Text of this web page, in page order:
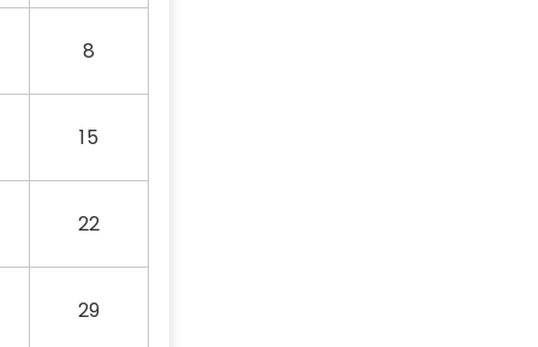
8
15
22
29